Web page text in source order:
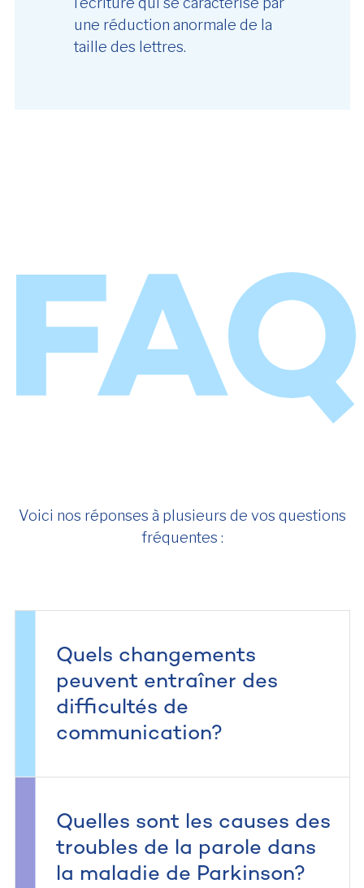
une réduction anormale de la
taille des lettres.
Voici nos réponses à plusieurs de vos questions
fréquentes :
Quels changements
peuvent entraîner des
difficultés de
communication?
Quelles sont les causes des
troubles de la parole dans
la maladie de Parkinson?